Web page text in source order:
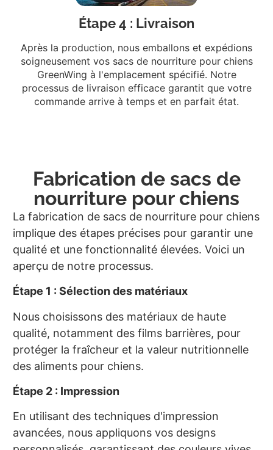
Étape 4 : Livraison
Après la production, nous emballons et expédions
soigneusement vos sacs de nourriture pour chiens
GreenWing à l'emplacement spécifié. Notre
processus de livraison efficace garantit que votre
commande arrive à temps et en parfait état.
Fabrication de sacs de
nourriture pour chiens
La fabrication de sacs de nourriture pour chiens
implique des étapes précises pour garantir une
qualité et une fonctionnalité élevées. Voici un
aperçu de notre processus.
Étape 1 : Sélection des matériaux
Nous choisissons des matériaux de haute
qualité, notamment des films barrières, pour
protéger la fraîcheur et la valeur nutritionnelle
des aliments pour chiens.
Étape 2 : Impression
En utilisant des techniques d'impression
avancées, nous appliquons vos designs